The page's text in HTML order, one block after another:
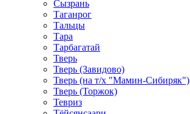
Сызрань
Таганрог
Тальцы
Тара
Тарбагатай
Тверь
Тверь (Завидово)
Тверь (на т/х "Мамин-Сибиряк")
Тверь (Торжок)
Тевриз